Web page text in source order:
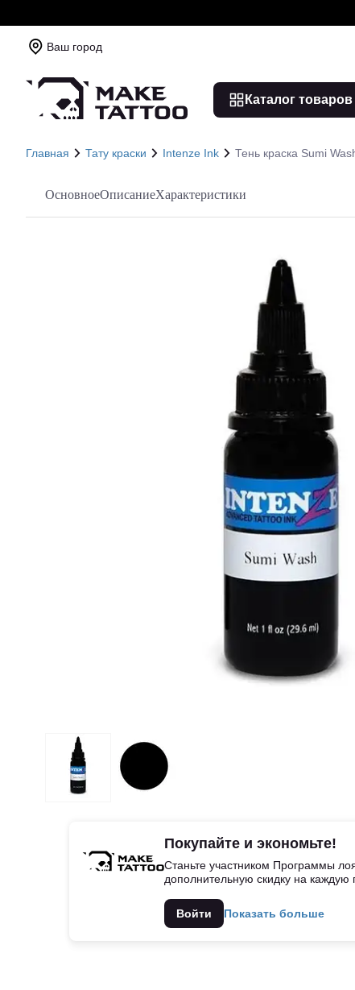
Ваш город
Каталог товаров
Главная Тату краски Intenze Ink Тень краска Sumi
ОсновноеОписаниеХарактеристики
Покупайте и экономьте!
Станьте участником Программы
дополнительную скидку на каждую
Войти Показать больше